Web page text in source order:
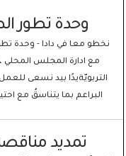
وحدة تطور
نخطو معا في دادا - وحدة
مع ادارة المجلس المحلي
التربويّةيدًا بيد نسعى
البراعم بما يتناسقُ مع
تمديد